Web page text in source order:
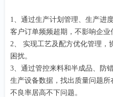
1、通过生产计划管理、生产进
客户订单频频超期，不影响企业
2、 实现工艺及配方优化管理，
困扰。
3、通过管控来料和半成品、防
生产设备数据，找出质量问题
不良率居高不下问题。